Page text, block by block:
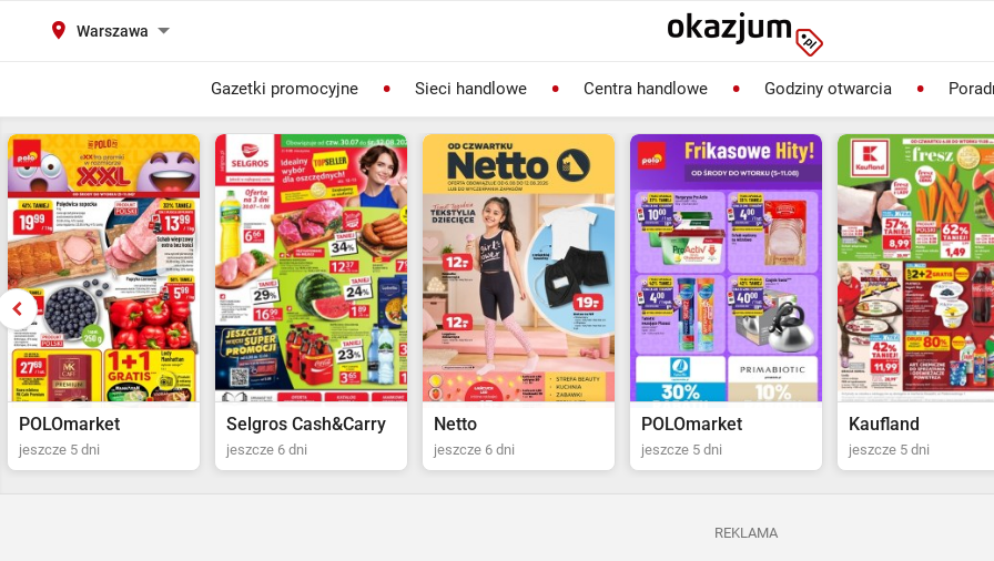
Warszawa
Gazetki promocyjne Sieci handlowe Centra handlowe Godziny otwarcia
Selgros Cash&Carry
jeszcze 6 dni
Netto
jeszcze 6 dni
POLOmarket
jeszcze 5 dni
Kaufland
jeszcze 5 dni
Biedronka
jeszcze 2 dni
REKLAMA